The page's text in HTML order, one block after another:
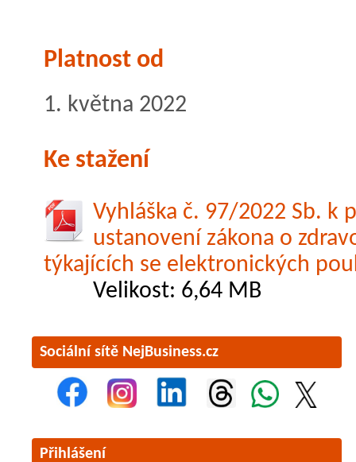
Platnost od
1. května 2022
Ke stažení
Vyhláška č. 97/2022 Sb. k
ustanovení zákona o
týkajících se elektronických
Velikost: 6,64 MB
Sociální sítě NejBusiness.cz
Přihlášení